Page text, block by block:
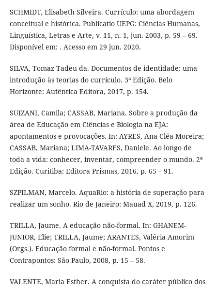
SCHMIDT, Elisabeth Silveira. Currículo: uma abordagem
conceitual e histórica. Publicatio UEPG: Ciências Humanas,
Linguística, Letras e Arte, v. 11, n. 1, jun. 2003, p. 59 – 69.
Disponível em: . Acesso em 29 jun. 2020.
SILVA, Tomaz Tadeu da. Documentos de identidade: uma
introdução às teorias do currículo. 3ª Edição. Belo
Horizonte: Autêntica Editora, 2017, p. 154.
SUIZANI, Camila; CASSAB, Mariana. Sobre a produção da
área de Educação em Ciências e Biologia na EJA:
apontamentos e provocações. In: AYRES, Ana Cléa Moreira;
CASSAB, Mariana; LIMA-TAVARES, Daniele. Ao longo de
toda a vida: conhecer, inventar, compreender o mundo. 2ª
Edição. Curitiba: Editora Prismas, 2016, p. 65 – 91.
SZPILMAN, Marcelo. AquaRio: a história de superação para
realizar um sonho. Rio de Janeiro: Mauad X, 2019, p. 126.
TRILLA, Jaume. A educação não-formal. In: GHANEM-
JUNIOR, Elie; TRILLA, Jaume; ARANTES, Valéria Amorim
(Orgs.). Educação formal e não-formal. Pontos e
Contrapontos: São Paulo, 2008, p. 15 – 58.
VALENTE, Maria Esther. A conquista do caráter público dos